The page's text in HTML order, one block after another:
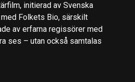
initierad av Svenska
Folkets Bio, särskilt
av erfarna regissörer med
ses – utan också samtalas